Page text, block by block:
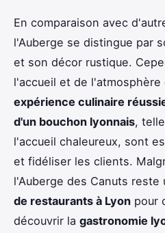
En comparaison avec
l'Auberge se distingue par
et son décor rustique.
l'accueil et de l'atmosphère
expérience culinaire
d'un bouchon lyonnais,
l'accueil chaleureux, sont
et fidéliser les clients.
l'Auberge des Canuts reste
de restaurants à Lyon pour
découvrir la gastronomie